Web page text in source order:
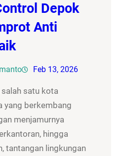
Depok
Anti
Feb 13, 2026
satu kota
yang berkembang
menjamurnya
hingga
tantangan lingkungan